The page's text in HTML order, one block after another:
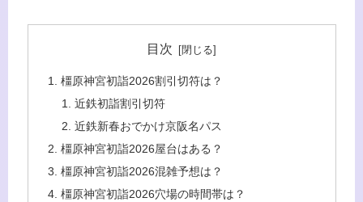
目次
橿原神宮初詣2026割引切符は？
近鉄初詣割引切符
近鉄新春おでかけ京阪名パス
橿原神宮初詣2026屋台はある？
橿原神宮初詣2026混雑予想は？
橿原神宮初詣2026穴場の時間帯は？